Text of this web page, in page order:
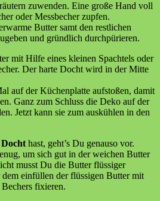
zuwenden. Eine große Hand voll
oder Messbecher zupfen.
Butter samt den restlichen
und gründlich durchpürieren.
mit Hilfe eines kleinen Spachtels oder
Der harte Docht wird in der Mitte
auf der Küchenplatte aufstoßen, damit
Ganz zum Schluss die Deko auf der
Jetzt kann sie zum auskühlen in den
hast, geht’s Du genauso vor.
um sich gut in der weichen Butter
musst Du die Butter flüssiger
einfüllen der flüssigen Butter mit
fixieren.